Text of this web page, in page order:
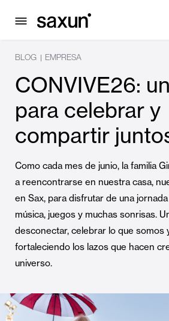
BLOG | EMPRESA
CONVIVE26:
para celebrar y
compartir
Como cada mes de junio, la familia
a reencontrarse en nuestra casa,
en Sax, para disfrutar de una
música, juegos y muchas sonrisas.
desconectar, celebrar lo que somos
fortaleciendo los lazos que hacen
universo.